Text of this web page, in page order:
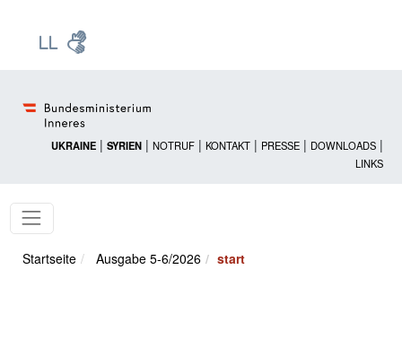
UKRAINE | SYRIEN | NOTRUF | KONTAKT | PRESSE | DOWNLOADS |
LINKS
Startseite Ausgabe 5-6/2026 start